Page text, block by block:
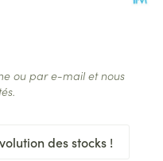
des stocks !
ou par e-mail et nous